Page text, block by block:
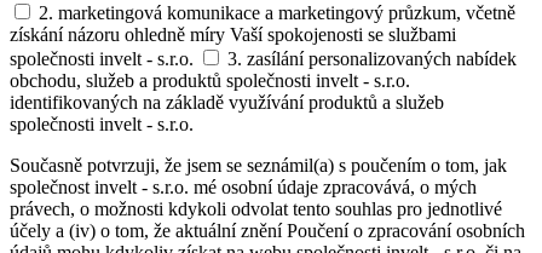
2. marketingová komunikace a marketingový průzkum, včetně
získání názoru ohledně míry Vaší spokojenosti se službami
společnosti invelt - s.r.o.
3. zasílání personalizovaných nabídek
obchodu, služeb a produktů společnosti invelt - s.r.o.
identifikovaných na základě využívání produktů a služeb
společnosti invelt - s.r.o.
Současně potvrzuji, že jsem se seznámil(a) s poučením o tom, jak
společnost invelt - s.r.o. mé osobní údaje zpracovává, o mých
právech, o možnosti kdykoli odvolat tento souhlas pro jednotlivé
účely a (iv) o tom, že aktuální znění Poučení o zpracování osobních